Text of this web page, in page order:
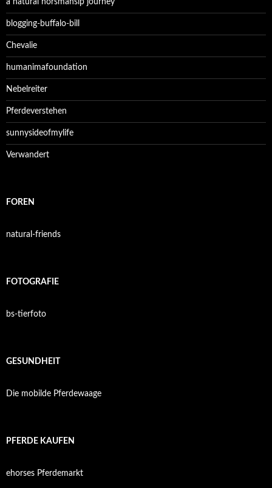
a natural horsmansip journey
blogging-buffalo-bill
Chevalie
humanimafoundation
Nebelreiter
Pferdeverstehen
sunnysideofmylife
Verwandert
FOREN
natural-friends
FOTOGRAFIE
bs-tierfoto
GESUNDHEIT
Die mobilde Pferdewaage
PFERDE KAUFEN
ehorses Pferdemarkt